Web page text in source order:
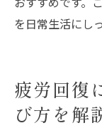
を日常生活にし
疲労回復
び方を解